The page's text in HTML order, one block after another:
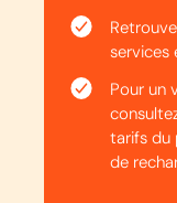
services
Pour un
tarifs du
de